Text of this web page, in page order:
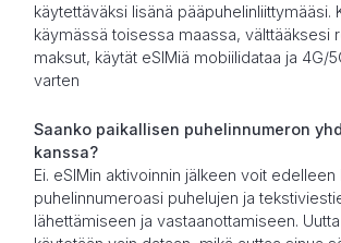
käytettäväksi lisänä pääpuhelinliittymääsi.
käymässä toisessa maassa, välttääksesi
maksut, käytät eSIMiä mobiilidataa ja 4G/
varten
Saanko paikallisen puhelinnumeron
kanssa?
Ei. eSIMin aktivoinnin jälkeen voit edelleen
puhelinnumeroasi puhelujen ja
lähettämiseen ja vastaanottamiseen.